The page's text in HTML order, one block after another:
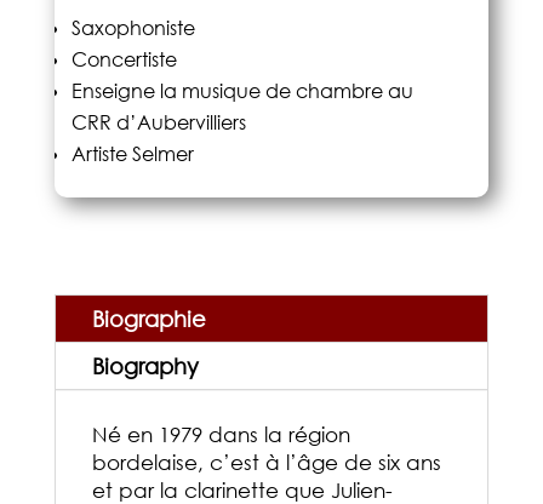
Saxophoniste
Concertiste
Enseigne la musique de chambre au
CRR d’Aubervilliers
Artiste Selmer
Biographie
Biography
Né en 1979 dans la région
bordelaise, c’est à l’âge de six ans
et par la clarinette que Julien-